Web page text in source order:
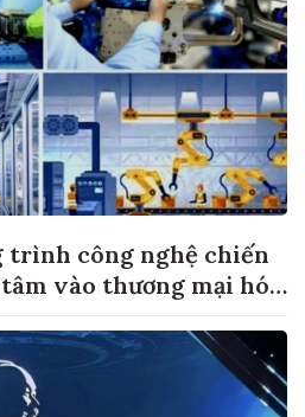
trình công nghệ chiến
vào thương mại hóa